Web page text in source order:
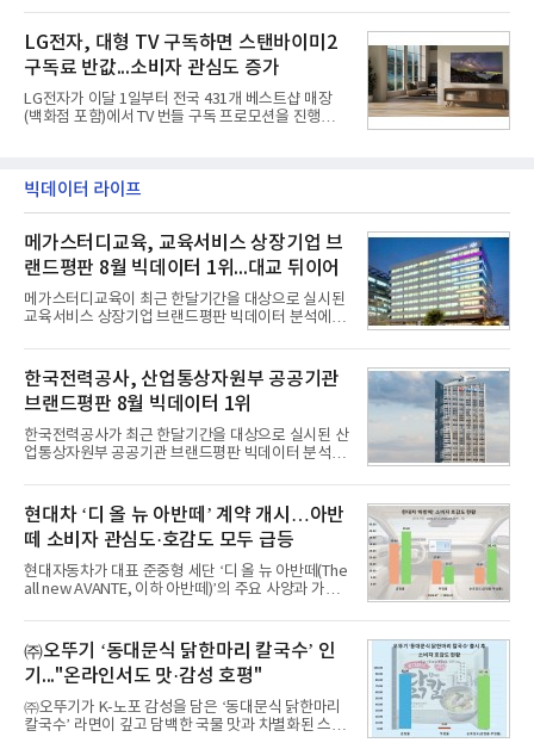
은 4884억
는 2035년까지 총 15GW(기가와트) 규모의 AI DC를
구축하겠다는 대형 청사진을 제시하면서다. 이에 따
라 경쟁 구도 역시 이동통신사인 KT, LG유플러스를
넘어 네이버, 삼성SDS 등 IT 인프라 기업으로 확장되
고 있다.7일 SK텔레콤에 따르면 회사는 올해 2분기
연결 기준 매출 4조 3591억원, 영업이익 5660억원을
기록했다. 매출은 전년 동기 대비 0.5%, 영업이익은
따른 기저효과가 실
LG전자, 대형 TV 구독하면 스탠바이미2
구독료 반값...소비자 관심도 증가
LG전자가 이달 1일부터 전국 431개 베스트샵 매장
(백화점 포함)에서 TV 번들 구독 프로모션을 진행하고
RGB 등 거실용 TV로 인기가 높은 베스트셀러 TV 20
모션 대상 모델과 혜택, 구독료 등 프로모션 세부 사항
은 베스트샵 판매 매니저에게 문의하면 자세히 안내
받을 수 있다.LG TV를 구독으로 이용하면 최대 6년까
지 구독 계약기간 내 무상 A/S를 받을 수 있으며, 이사
등으로 이전
빅데이터 라이프
메가스터디교육, 교육서비스 상장기업 브
랜드평판 8월 빅데이터 1위...대교 뒤이어
메가스터디교육이 최근 한달기간을 대상으로 실시된
교육서비스 상장기업 브랜드평판 빅데이터 분석에서
일 한국기업평판연구소(소장 구창환)는 국내 교육서
비스 상장기업 브랜드를 대상으로 지난 7월 7일부터
8월 7일까지 수집된 소비자 빅데이터 10,074,233건
을 분석한 결과, 메가스터디교육이 브랜드평판지수
1,710,926을 기록하며 8월 1위에 올랐다고 밝혔다.
분석에 활용된 빅데이터는 지난 7월(9,491,206건) 대
비 6.14% 증가한 수치로, 교육서비스 상장기업 브랜
디교육, 대교, 디지
한국전력공사, 산업통상자원부 공공기관
브랜드평판 8월 빅데이터 1위
한국전력공사가 최근 한달기간을 대상으로 실시된 산
업통상자원부 공공기관 브랜드평판 빅데이터 분석에
이 순으로 뒤를 이었다.7일 한국기업평판연구소(소장
구창환)는 산업통상자원부 공공기관 41개 브랜드를
대상으로 지난 7월 7일부터 8월 7일까지 수집된 소비
자 빅데이터 91,102,549건을 분석한 결과, 한국전력
공사가 브랜드평판지수 10,670,633을 기록하며 8월
1위에 올랐다고 밝혔다. 분석에 활용된 빅데이터는 지
난 7월(88,893,823건) 대비 2.48% 증가한 수치다.연
수력원자력, 한국석
현대차 ‘디 올 뉴 아반떼’ 계약 개시…아반
떼 소비자 관심도·호감도 모두 급등
현대자동차가 대표 준중형 세단 ‘디 올 뉴 아반떼(The
all new AVANTE, 이하 아반떼)’의 주요 사양과 가격
떼는 6년 만에 선보이는 8세대 완전변경 모델로, ▲정
교한 선과 면을 중심으로 완성한 파격적인 디자인 ▲
과거 중형 세단 수준으로 확대된 차체 제원 ▲글로벌
최고 수준의 안전성 ▲성능과 효율을 동시에 높인 주
행 완성도 ▲첨단 편의 및 디지털 사양 적용 등을 통해
글로벌 준중형 세단의 새로운 기준을 세웠다.아반떼
는 가솔린 2.0과 1.6 하이브리드 두 가지 파워트레인
㈜오뚜기 ‘동대문식 닭한마리 칼국수’ 인
기..."온라인서도 맛·감성 호평"
㈜오뚜기가 K-노포 감성을 담은 ‘동대문식 닭한마리
칼국수’ 라면이 깊고 담백한 국물 맛과 차별화된 스토